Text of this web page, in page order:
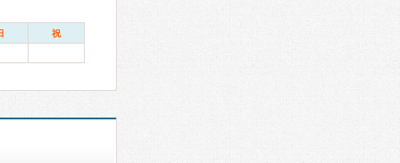
祝